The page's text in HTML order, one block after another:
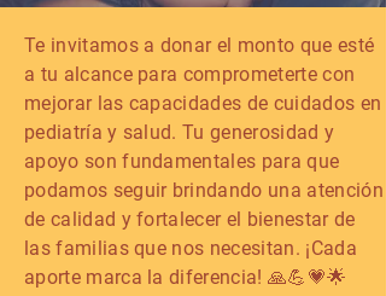
Te invitamos a donar el monto que esté
a tu alcance para comprometerte con
mejorar las capacidades de cuidados en
pediatría y salud. Tu generosidad y
apoyo son fundamentales para que
podamos seguir brindando una atención
de calidad y fortalecer el bienestar de
las familias que nos necesitan. ¡Cada
aporte marca la diferencia! 🙏💪💗🌟